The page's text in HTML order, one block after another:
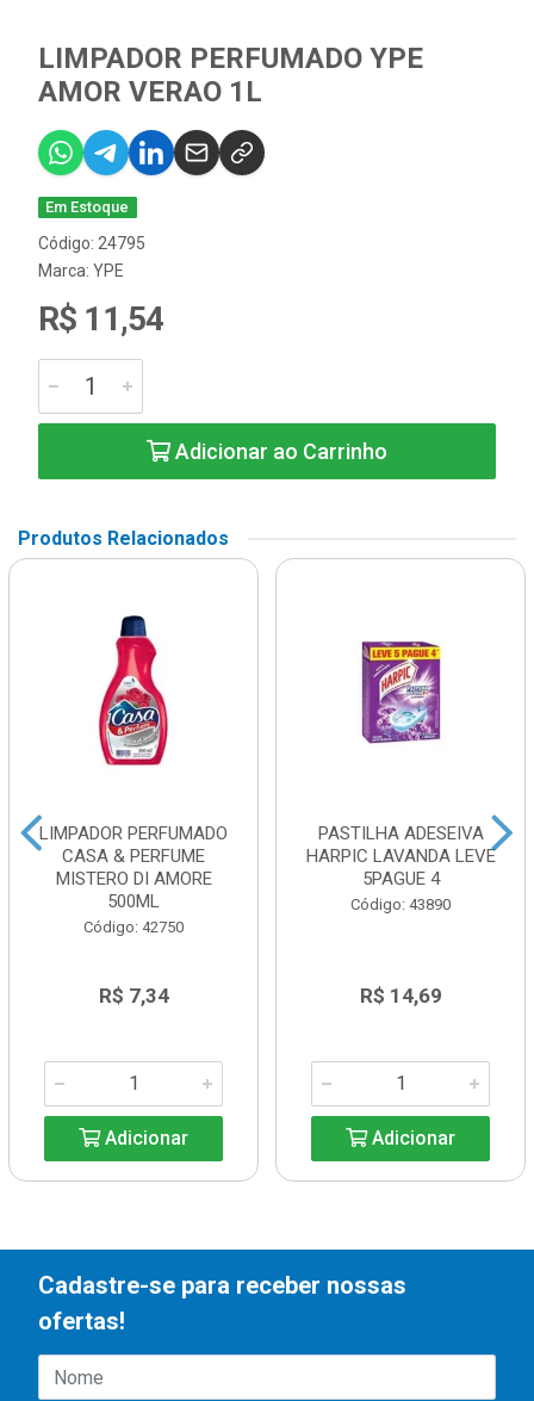
LIMPADOR PERFUMADO YPE
AMOR VERAO 1L
Em Estoque
Código: 24795
Marca: YPE
R$ 11,54
Adicionar ao Carrinho
Produtos Relacionados
LIMPADOR PERFUMADO
CASA & PERFUME
MISTERO DI AMORE
500ML
Código: 42750
R$ 7,34
Adicionar
PASTILHA ADESEIVA
HARPIC LAVANDA LEVE
5PAGUE 4
Código: 43890
R$ 14,69
Adicionar
Cadastre-se para receber nossas
ofertas!